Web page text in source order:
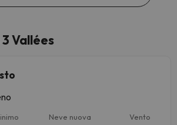
Vallées
Neve nuova Vento